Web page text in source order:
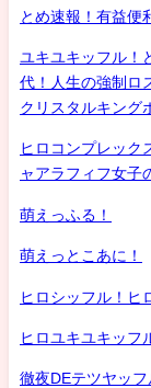
とめ速報！有益
ユキユキッフル！
代！人生の強制ロ
クリスタルキング
ヒロコンプレック
ャアラフィフ女子
萌えっふる！
萌えっとこあに！
ヒロシッフル！ヒ
ヒロユキユキッフ
徹夜DEテツヤッフ